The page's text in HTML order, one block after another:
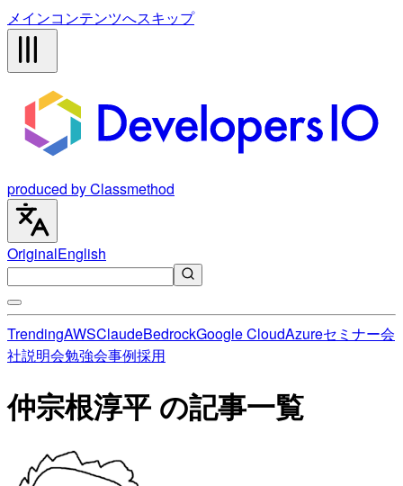
メインコンテンツへスキップ
produced by Classmethod
OriginalEnglish
TrendingAWSClaudeBedrockGoogle CloudAzureセミナー会
社説明会勉強会事例採用
仲宗根淳平 の記事一覧